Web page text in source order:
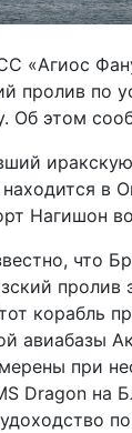
«Агиос
пролив по
Об этом
в
Нагишон
что
пролив
корабль
авиабазы
при
Dragon на